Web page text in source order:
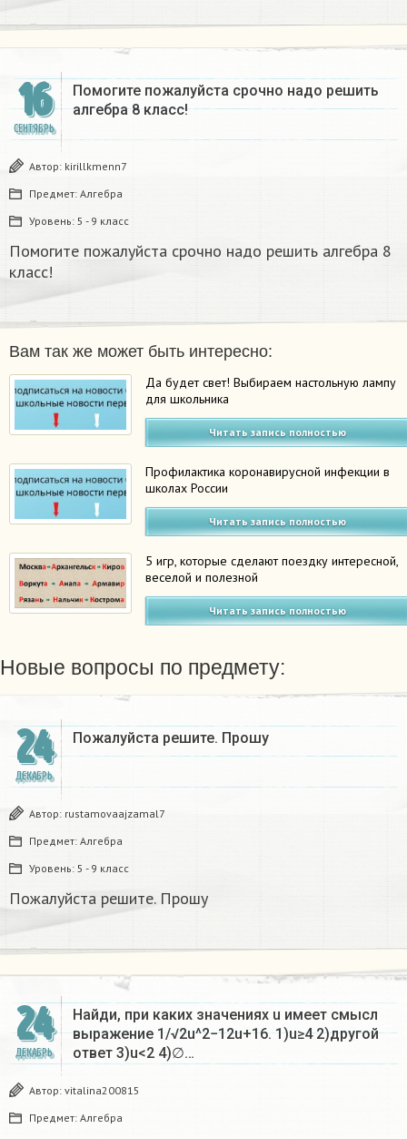
16
СЕНТЯБРЬ
Помогите пожалуйста срочно надо решить
алгебра 8 класс!
Автор: kirillkmenn7
Предмет: Алгебра
Уровень: 5 - 9 класс
Помогите пожалуйста срочно надо решить алгебра 8
класс!
Вам так же может быть интересно:
Да будет свет! Выбираем настольную лампу
для школьника
Читать запись полностью
Профилактика коронавирусной инфекции в
школах России
Читать запись полностью
5 игр, которые сделают поездку интересной,
веселой и полезной
Читать запись полностью
Новые вопросы по предмету:
24
ДЕКАБРЬ
Пожалуйста решите. Прошу
Автор: rustamovaajzamal7
Предмет: Алгебра
Уровень: 5 - 9 класс
Пожалуйста решите. Прошу
24
ДЕКАБРЬ
Найди, при каких значениях u имеет смысл
выражение 1/√2u^2−12u+16. 1)u≥4 2)другой
ответ 3)u<2 4)∅…
Автор: vitalina200815
Предмет: Алгебра